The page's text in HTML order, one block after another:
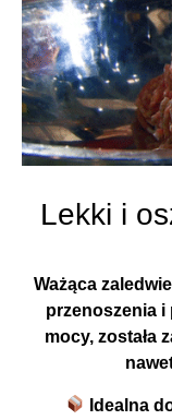
Lekki i
Ważąca
przenoszenia i
mocy, została
Idealna